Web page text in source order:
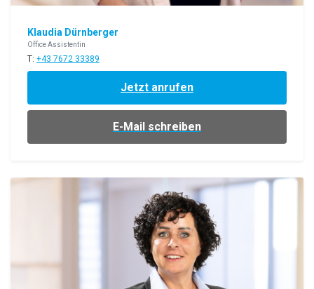
Klaudia Dürnberger
Office Assistentin
T: +43 7672 33389
Jetzt anrufen
E-Mail schreiben